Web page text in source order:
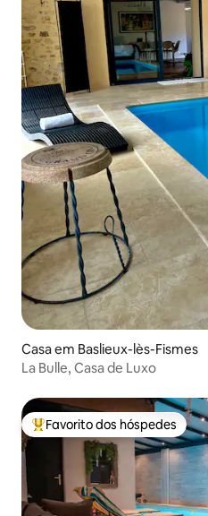
Casa em Baslieux-lès-Fismes
La Bulle, Casa de Luxo
Favoritos dos hóspedes mais
Favorito dos hóspedes